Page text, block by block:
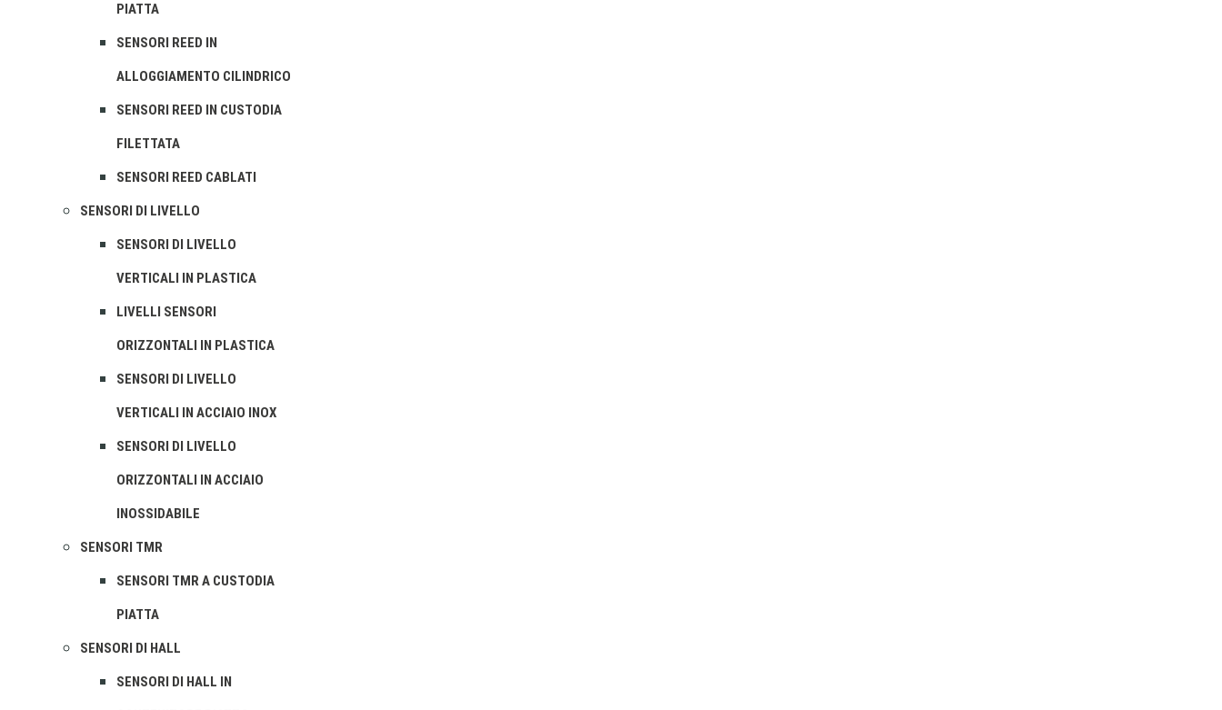
PIATTA
SENSORI REED IN
ALLOGGIAMENTO CILINDRICO
SENSORI REED IN CUSTODIA
FILETTATA
SENSORI REED CABLATI
SENSORI DI LIVELLO
SENSORI DI LIVELLO
VERTICALI IN PLASTICA
LIVELLI SENSORI
ORIZZONTALI IN PLASTICA
SENSORI DI LIVELLO
VERTICALI IN ACCIAIO INOX
SENSORI DI LIVELLO
ORIZZONTALI IN ACCIAIO
INOSSIDABILE
SENSORI TMR
SENSORI TMR A CUSTODIA
PIATTA
SENSORI DI HALL
SENSORI DI HALL IN